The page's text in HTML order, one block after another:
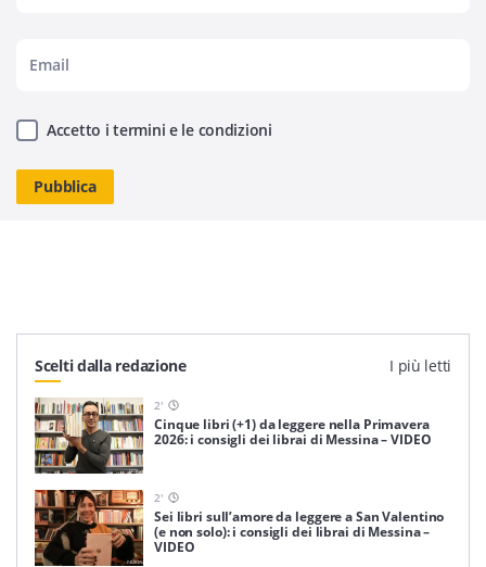
Accetto i termini e le condizioni
Scelti dalla redazione I più letti
2'
Cinque libri (+1) da leggere nella Primavera
2026: i consigli dei librai di Messina – VIDEO
2'
Sei libri sull’amore da leggere a San Valentino
(e non solo): i consigli dei librai di Messina –
VIDEO